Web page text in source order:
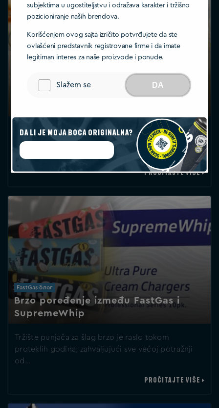
Recept za karamel mousse:
Neodoljivo svilenkasti i jednostavan
Postoji nešto magično u tome kako se bogati,
puterasti karamel može transformisati u prozračnu
poslasticu.…
PROČITAJTE VIŠE
FastGas блог
Brzo poređenje između FastGas i
SupremeWhip
Tržište punjača za šlag brzo je raslo tokom
proteklih godina, zahvaljujući sve većoj potražnji
od…
PROČITAJTE VIŠE
subjektima u ugostiteljstvu i odražava karakter i tržišno
pozicioniranje naših brendova.
Korišćenjem ovog sajta izričito potvrđujete da ste
ovlašćeni predstavnik registrovane firme i da imate
legitiman interes za naše proizvode i ponude.
Slažem se DA
Da li je moja boca originalna?